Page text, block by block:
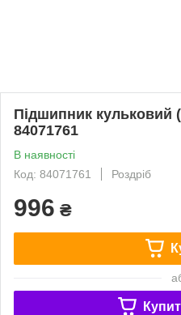
Підшипник кульковий
84071761
В наявності
Код: 84071761
Роздріб
996 ₴